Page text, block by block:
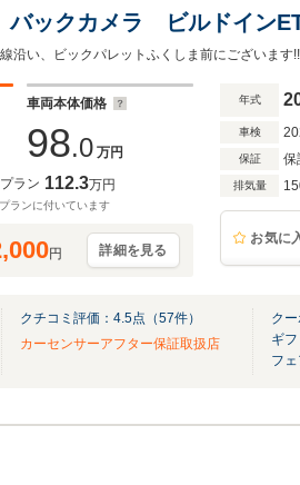
クカメラ ビルドイン
ュ オートハイビーム レ
ステアリングスイッチ
車両本体価格
98.0 万円
プラン 112.3万円
ランに付いています
円 詳細を見る
年式
車検
保証 保
排気量
お気に
クチコミ評価： 4.5点（57件）
カーセンサーアフター保証取扱店
ク
ギ
フ